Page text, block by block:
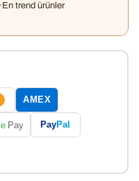
En trend ürünler
AMEX
le Pay PayPal